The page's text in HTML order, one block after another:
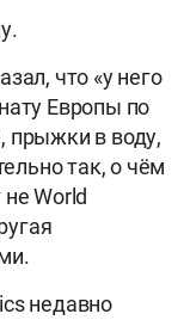
что «у него
Европы по
прыжки в воду,
так, о чём
World
недавно